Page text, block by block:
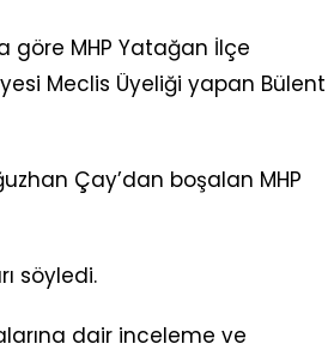
göre MHP Yatağan İlçe
Meclis Üyeliği yapan Bülent
Çay’dan boşalan MHP
söyledi.
dair inceleme ve